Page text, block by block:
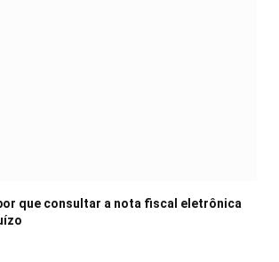
que consultar a nota fiscal eletrônica